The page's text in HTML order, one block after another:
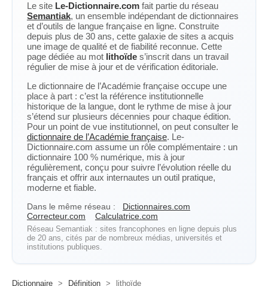
Le site Le-Dictionnaire.com fait partie du réseau
Semantiak, un ensemble indépendant de dictionnaires
et d’outils de langue française en ligne. Construite
depuis plus de 30 ans, cette galaxie de sites a acquis
une image de qualité et de fiabilité reconnue. Cette
page dédiée au mot lithoïde s’inscrit dans un travail
régulier de mise à jour et de vérification éditoriale.
Le dictionnaire de l’Académie française occupe une
place à part : c’est la référence institutionnelle
historique de la langue, dont le rythme de mise à jour
s’étend sur plusieurs décennies pour chaque édition.
Pour un point de vue institutionnel, on peut consulter le
dictionnaire de l’Académie française. Le-
Dictionnaire.com assume un rôle complémentaire : un
dictionnaire 100 % numérique, mis à jour
régulièrement, conçu pour suivre l’évolution réelle du
français et offrir aux internautes un outil pratique,
moderne et fiable.
Dans le même réseau :
Dictionnaires.com
Correcteur.com
Calculatrice.com
Réseau Semantiak : sites francophones en ligne depuis plus
de 20 ans, cités par de nombreux médias, universités et
institutions publiques.
Dictionnaire > Définition > lithoïde